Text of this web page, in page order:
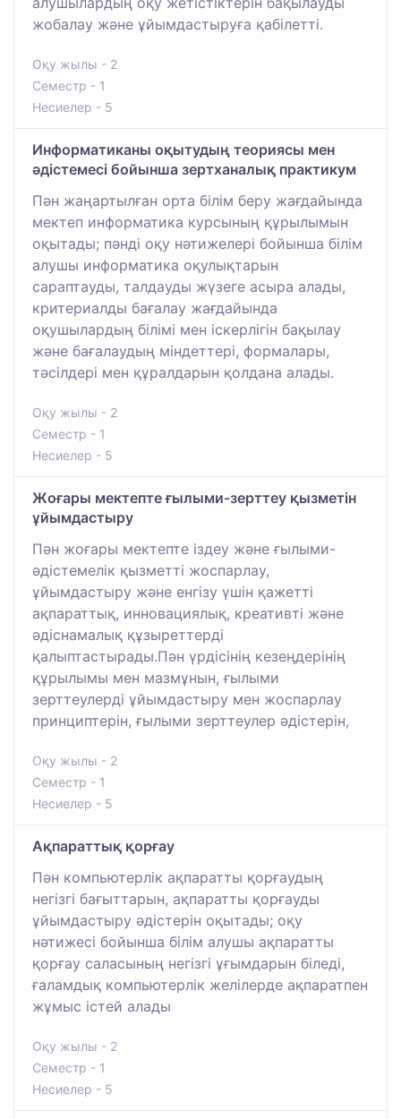
жобалау және ұйымдастыруға қабілетті.
Оқу жылы - 2
Семестр - 1
Несиелер - 5
Информатиканы оқытудың теориясы мен
әдістемесі бойынша зертханалық практикум
Пән жаңартылған орта білім беру жағдайында
мектеп информатика курсының құрылымын
оқытады; пәнді оқу нәтижелері бойынша білім
алушы информатика оқулықтарын
сараптауды, талдауды жүзеге асыра алады,
критериалды бағалау жағдайында
оқушылардың білімі мен іскерлігін бақылау
және бағалаудың міндеттері, формалары,
тәсілдері мен құралдарын қолдана алады.
Оқу жылы - 2
Семестр - 1
Несиелер - 5
Жоғары мектепте ғылыми-зерттеу қызметін
ұйымдастыру
Пән жоғары мектепте іздеу және ғылыми-
әдістемелік қызметті жоспарлау,
ұйымдастыру және енгізу үшін қажетті
ақпараттық, инновациялық, креативті және
әдіснамалық құзыреттерді
қалыптастырады.Пән үрдісінің кезеңдерінің
құрылымы мен мазмұнын, ғылыми
зерттеулерді ұйымдастыру мен жоспарлау
принциптерін, ғылыми зерттеулер әдістерін,
Оқу жылы - 2
Семестр - 1
Несиелер - 5
Ақпараттық қорғау
Пән компьютерлік ақпаратты қорғаудың
негізгі бағыттарын, ақпаратты қорғауды
ұйымдастыру әдістерін оқытады; оқу
нәтижесі бойынша білім алушы ақпаратты
қорғау саласының негізгі ұғымдарын біледі,
ғаламдық компьютерлік желілерде ақпаратпен
жұмыс істей алады
Оқу жылы - 2
Семестр - 1
Несиелер - 5